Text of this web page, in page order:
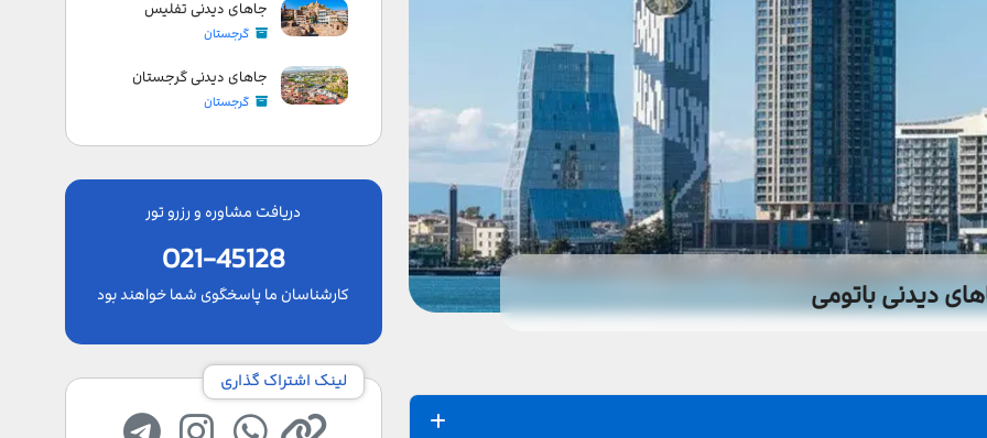
دیدنی باتومی
جاهای دیدنی تفلیس
گرجستان
جاهای دیدنی گرجستان
گرجستان
دریافت مشاوره و رزرو تور
021-45128
کارشناسان ما پاسخگوی شما خواهند بود
لینک اشتراک گذاری